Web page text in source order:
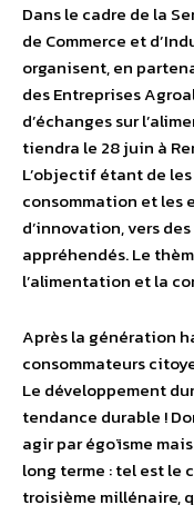
Dans le cadre de la
de Commerce et
organisent, en
des Entreprises
d’échanges sur
tiendra le 28 juin à
L’objectif étant de
consommation et les
d’innovation, vers
appréhendés. Le
l’alimentation et la
Après la génération
consommateurs
Le développement
tendance durable !
agir par égoïsme
long terme : tel est le
troisième millénaire,